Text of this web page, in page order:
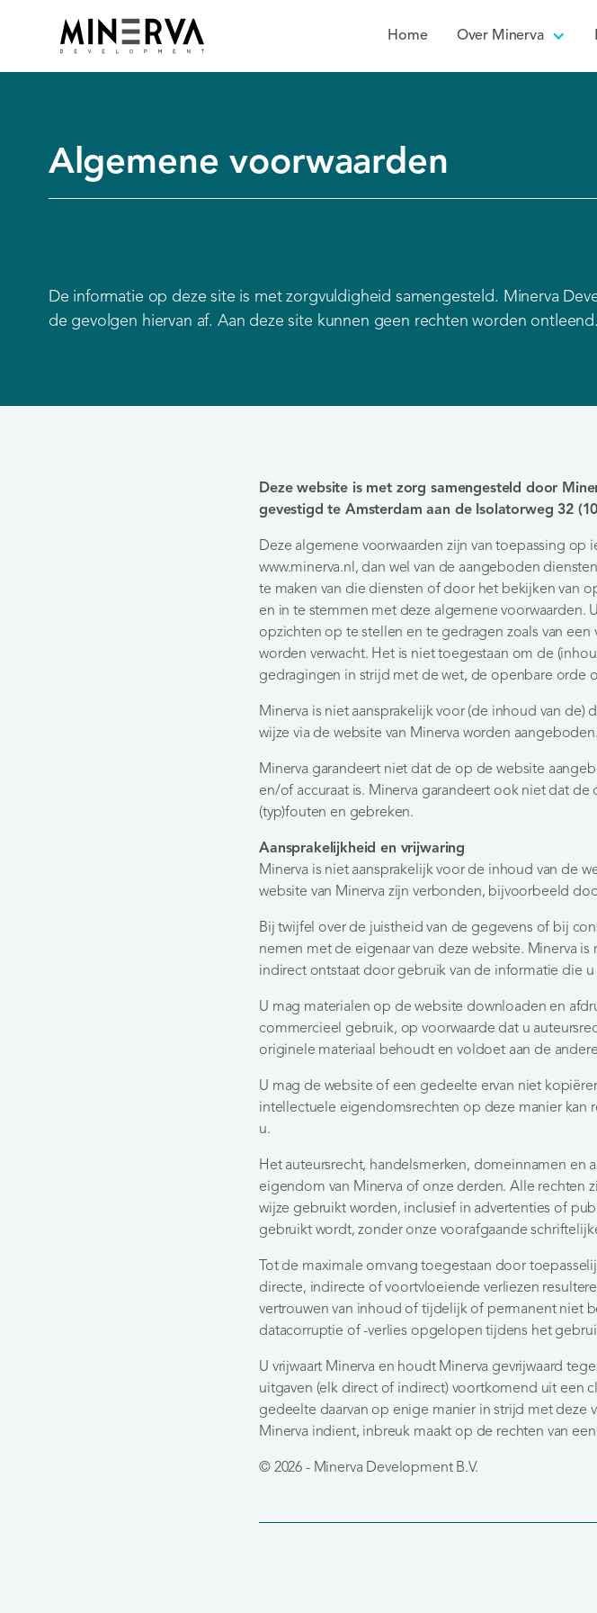
Home Over Minerva
Algemene voorwaarden
De informatie op deze site is met zorgvuldigheid samengesteld. Minerva
de gevolgen hiervan af. Aan deze site kunnen geen rechten worden ontleend.
Deze website is met zorg samengesteld door
gevestigd te Amsterdam aan de Isolatorweg 32
Deze algemene voorwaarden zijn van toepassing
www.minerva.nl, dan wel van de aangeboden
te maken van die diensten of door het bekijken van
en in te stemmen met deze algemene voorwaarden.
opzichten op te stellen en te gedragen zoals van
worden verwacht. Het is niet toegestaan om de
gedragingen in strijd met de wet, de openbare orde
Minerva is niet aansprakelijk voor (de inhoud van
wijze via de website van Minerva worden aangeboden.
Minerva garandeert niet dat de op de website
en/of accuraat is. Minerva garandeert ook niet dat
(typ)fouten en gebreken.
Aansprakelijkheid en vrijwaring
Minerva is niet aansprakelijk voor de inhoud van de
website van Minerva zijn verbonden, bijvoorbeeld
Bij twijfel over de juistheid van de gegevens of bij
nemen met de eigenaar van deze website. Minerva
indirect ontstaat door gebruik van de informatie die u
U mag materialen op de website downloaden en
commercieel gebruik, op voorwaarde dat u
originele materiaal behoudt en voldoet aan de
U mag de website of een gedeelte ervan niet
intellectuele eigendomsrechten op deze manier kan
u.
Het auteursrecht, handelsmerken, domeinnamen
eigendom van Minerva of onze derden. Alle rechten
wijze gebruikt worden, inclusief in advertenties of
gebruikt wordt, zonder onze voorafgaande
Tot de maximale omvang toegestaan door
directe, indirecte of voortvloeiende verliezen
vertrouwen van inhoud of tijdelijk of permanent niet
datacorruptie of -verlies opgelopen tijdens het
U vrijwaart Minerva en houdt Minerva gevrijwaard
uitgaven (elk direct of indirect) voortkomend uit een
gedeelte daarvan op enige manier in strijd met
Minerva indient, inbreuk maakt op de rechten van
© 2026 - Minerva Development B.V.